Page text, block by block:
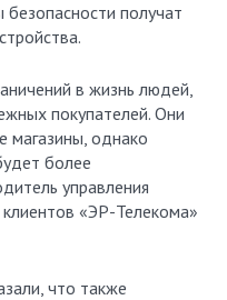
получат
в жизнь людей,
покупателей. Они
магазины, однако
более
управления
«ЭР-Телекома»
что также